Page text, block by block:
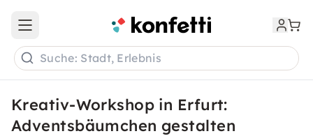
Open main menu
Suche: Stadt, Erlebnis
Kreativ-Workshop in Erfurt:
Adventsbäumchen gestalten